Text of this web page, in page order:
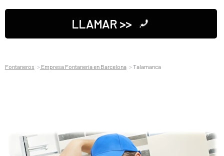
LLAMAR >>
Fontaneros Empresa Fontaneria en Barcelona Talamanca